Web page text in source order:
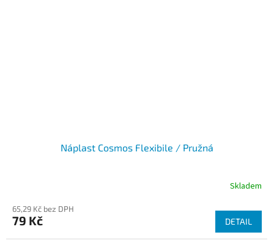
Náplast Cosmos Flexibile / Pružná
Skladem
65,29 Kč bez DPH
79 Kč DETAIL